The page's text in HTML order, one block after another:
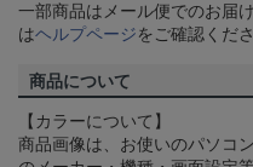
一部商品はメール便でのお届
はヘルプページをご確認くださ
商品について
【カラーについて】
商品画像は、お使いのパソコ